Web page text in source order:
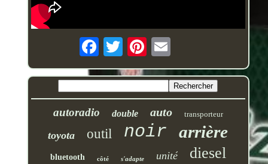
autoradio double auto transporteur
toyota outil noir arrière
bluetooth côté s'adapte unité diesel